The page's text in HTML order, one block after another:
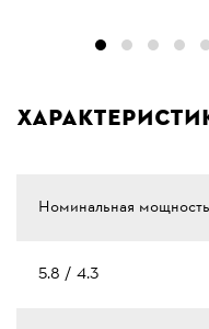
Номинальная
5.8 / 4.3